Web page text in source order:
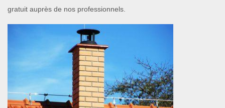
gratuit auprès de nos professionnels.